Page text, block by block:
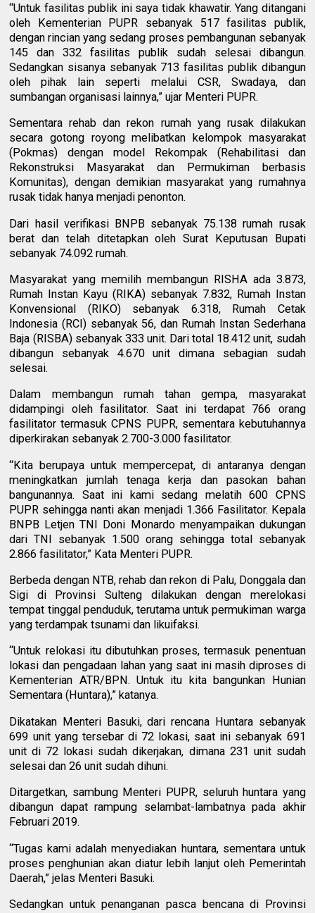
“Untuk fasilitas publik ini saya tidak khawatir. Yang ditangani
oleh Kementerian PUPR sebanyak 517 fasilitas publik,
dengan rincian yang sedang proses pembangunan sebanyak
145 dan 332 fasilitas publik sudah selesai dibangun.
Sedangkan sisanya sebanyak 713 fasilitas publik dibangun
oleh pihak lain seperti melalui CSR, Swadaya, dan
sumbangan organisasi lainnya,” ujar Menteri PUPR.
Sementara rehab dan rekon rumah yang rusak dilakukan
secara gotong royong melibatkan kelompok masyarakat
(Pokmas) dengan model Rekompak (Rehabilitasi dan
Rekonstruksi Masyarakat dan Permukiman berbasis
Komunitas), dengan demikian masyarakat yang rumahnya
rusak tidak hanya menjadi penonton.
Dari hasil verifikasi BNPB sebanyak 75.138 rumah rusak
berat dan telah ditetapkan oleh Surat Keputusan Bupati
sebanyak 74.092 rumah.
Masyarakat yang memilih membangun RISHA ada 3.873,
Rumah Instan Kayu (RIKA) sebanyak 7.832, Rumah Instan
Konvensional (RIKO) sebanyak 6.318, Rumah Cetak
Indonesia (RCI) sebanyak 56, dan Rumah Instan Sederhana
Baja (RISBA) sebanyak 333 unit. Dari total 18.412 unit, sudah
dibangun sebanyak 4.670 unit dimana sebagian sudah
selesai.
Dalam membangun rumah tahan gempa, masyarakat
didampingi oleh fasilitator. Saat ini terdapat 766 orang
fasilitator termasuk CPNS PUPR, sementara kebutuhannya
diperkirakan sebanyak 2.700-3.000 fasilitator.
“Kita berupaya untuk mempercepat, di antaranya dengan
meningkatkan jumlah tenaga kerja dan pasokan bahan
bangunannya. Saat ini kami sedang melatih 600 CPNS
PUPR sehingga nanti akan menjadi 1.366 Fasilitator. Kepala
BNPB Letjen TNI Doni Monardo menyampaikan dukungan
dari TNI sebanyak 1.500 orang sehingga total sebanyak
2.866 fasilitator,” Kata Menteri PUPR.
Berbeda dengan NTB, rehab dan rekon di Palu, Donggala dan
Sigi di Provinsi Sulteng dilakukan dengan merelokasi
tempat tinggal penduduk, terutama untuk permukiman warga
yang terdampak tsunami dan likuifaksi.
“Untuk relokasi itu dibutuhkan proses, termasuk penentuan
lokasi dan pengadaan lahan yang saat ini masih diproses di
Kementerian ATR/BPN. Untuk itu kita bangunkan Hunian
Sementara (Huntara),” katanya.
Dikatakan Menteri Basuki, dari rencana Huntara sebanyak
699 unit yang tersebar di 72 lokasi, saat ini sebanyak 691
unit di 72 lokasi sudah dikerjakan, dimana 231 unit sudah
selesai dan 26 unit sudah dihuni.
Ditargetkan, sambung Menteri PUPR, seluruh huntara yang
dibangun dapat rampung selambat-lambatnya pada akhir
Februari 2019.
“Tugas kami adalah menyediakan huntara, sementara untuk
proses penghunian akan diatur lebih lanjut oleh Pemerintah
Daerah,” jelas Menteri Basuki.
Sedangkan untuk penanganan pasca bencana di Provinsi